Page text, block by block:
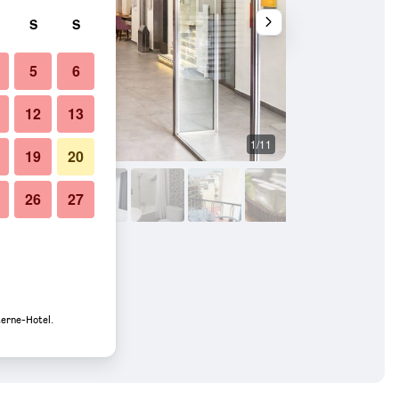
1/11
S S
5 6
12 13
19 20
26 27
Hotel.